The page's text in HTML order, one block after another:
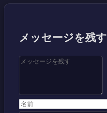
メッセージを残す